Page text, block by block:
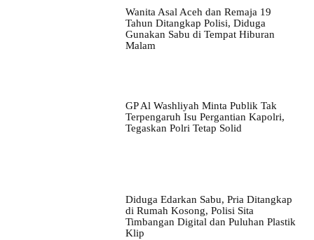
Wanita Asal Aceh dan Remaja 19
Tahun Ditangkap Polisi, Diduga
Gunakan Sabu di Tempat Hiburan
Malam
GP Al Washliyah Minta Publik Tak
Terpengaruh Isu Pergantian Kapolri,
Tegaskan Polri Tetap Solid
Diduga Edarkan Sabu, Pria Ditangkap
di Rumah Kosong, Polisi Sita
Timbangan Digital dan Puluhan Plastik
Klip